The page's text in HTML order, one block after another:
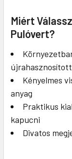
Miért
Pulóvert?
Kényelmes
anyag
Praktikus
kapucni
Divatos